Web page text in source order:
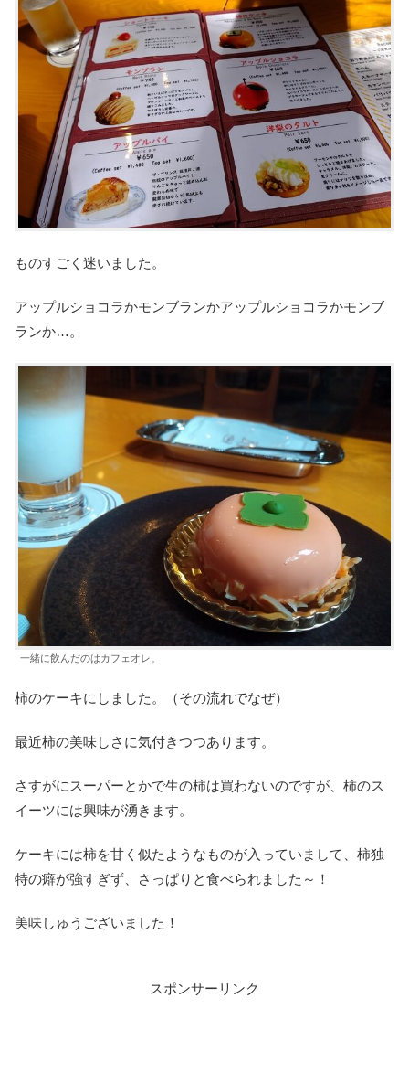
ものすごく迷いました。
アップルショコラかモンブランかアップルショコラかモンブ
ランか…。
一緒に飲んだのはカフェオレ。
柿のケーキにしました。（その流れでなぜ）
最近柿の美味しさに気付きつつあります。
さすがにスーパーとかで生の柿は買わないのですが、柿のス
イーツには興味が湧きます。
ケーキには柿を甘く似たようなものが入っていまして、柿独
特の癖が強すぎず、さっぱりと食べられました～！
美味しゅうございました！
スポンサーリンク